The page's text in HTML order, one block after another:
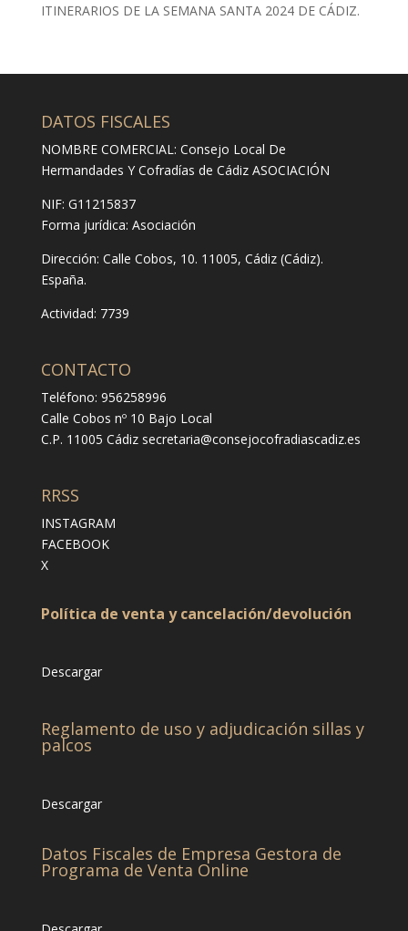
ITINERARIOS DE LA SEMANA SANTA 2024 DE CÁDIZ.
DATOS FISCALES
NOMBRE COMERCIAL: Consejo Local De
Hermandades Y Cofradías de Cádiz ASOCIACIÓN
NIF: G11215837
Forma jurídica: Asociación
Dirección: Calle Cobos, 10. 11005, Cádiz (Cádiz).
España.
Actividad: 7739
CONTACTO
Teléfono: 956258996
Calle Cobos nº 10 Bajo Local
C.P. 11005 Cádiz secretaria@consejocofradiascadiz.es
RRSS
INSTAGRAM
FACEBOOK
X
Política de venta y cancelación/devolución
Descargar
Reglamento de uso y adjudicación sillas y
palcos
Descargar
Datos Fiscales de Empresa Gestora de
Programa de Venta Online